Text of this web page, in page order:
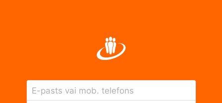
E-pasts vai mob. telefons